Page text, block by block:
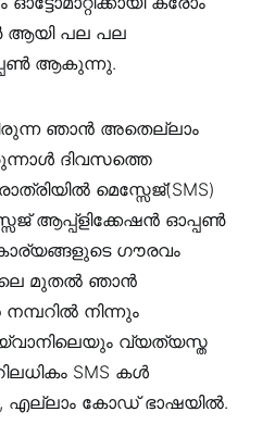
ആയി പല പല
ആകുന്നു.
ഞാൻ അതെല്ലാം
ദിവസത്തെ
മെസ്സേജ്(SMS)
ആപ്പ്ളിക്കേഷൻ ഓപ്പൺ
ഗൗരവം
മുതൽ ഞാൻ
നിന്നും
വ്യത്യസ്ത
SMS കൾ
എല്ലാം കോഡ് ഭാഷയിൽ.